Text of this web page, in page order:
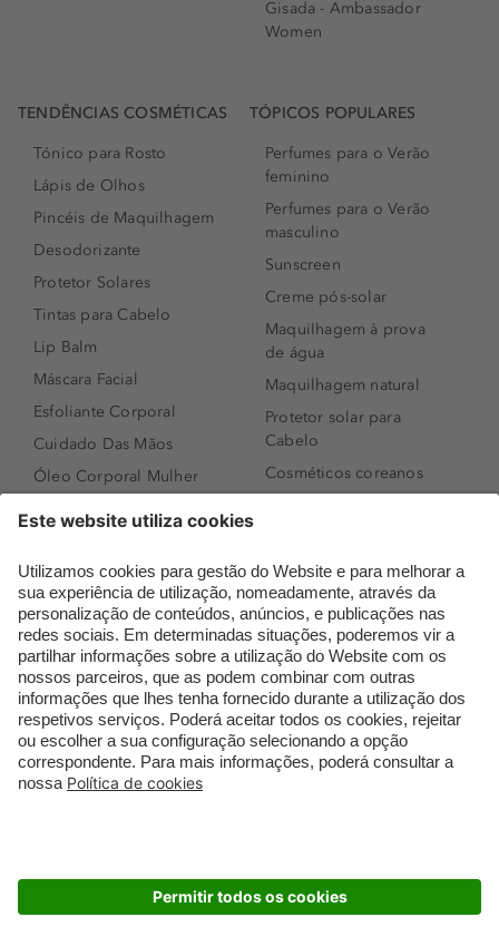
Gisada - Ambassador
Women
TENDÊNCIAS COSMÉTICAS
Tónico para Rosto
Lápis de Olhos
Pincéis de Maquilhagem
Desodorizante
Protetor Solares
Tintas para Cabelo
Lip Balm
Máscara Facial
Esfoliante Corporal
Cuidado Das Mãos
Óleo Corporal Mulher
Sérum de Rosto
Body mist & Spray
corporal
Produtos para Cabelo
Homem
Espuma de Limpeza
Facial
Dermocosmética
TÓPICOS POPULARES
Perfumes para o Verão
feminino
Perfumes para o Verão
masculino
Sunscreen
Creme pós-solar
Maquilhagem à prova
de água
Maquilhagem natural
Protetor solar para
Cabelo
Cosméticos coreanos
Perfumes árabes
Novidades
Melhores Perfumes
Femininos
TOP 10: Perfumes
Masculinos
Pestanas Postiças
Creme Rosto Homem
Embalagens Sustentáveis